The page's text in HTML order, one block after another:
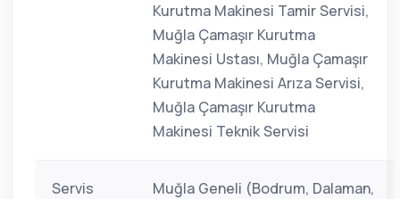
Kurutma Makinesi Tamir Servisi,
Muğla Çamaşır Kurutma
Makinesi Ustası, Muğla Çamaşır
Kurutma Makinesi Arıza Servisi,
Muğla Çamaşır Kurutma
Makinesi Teknik Servisi
Servis
Muğla Geneli (Bodrum, Dalaman,